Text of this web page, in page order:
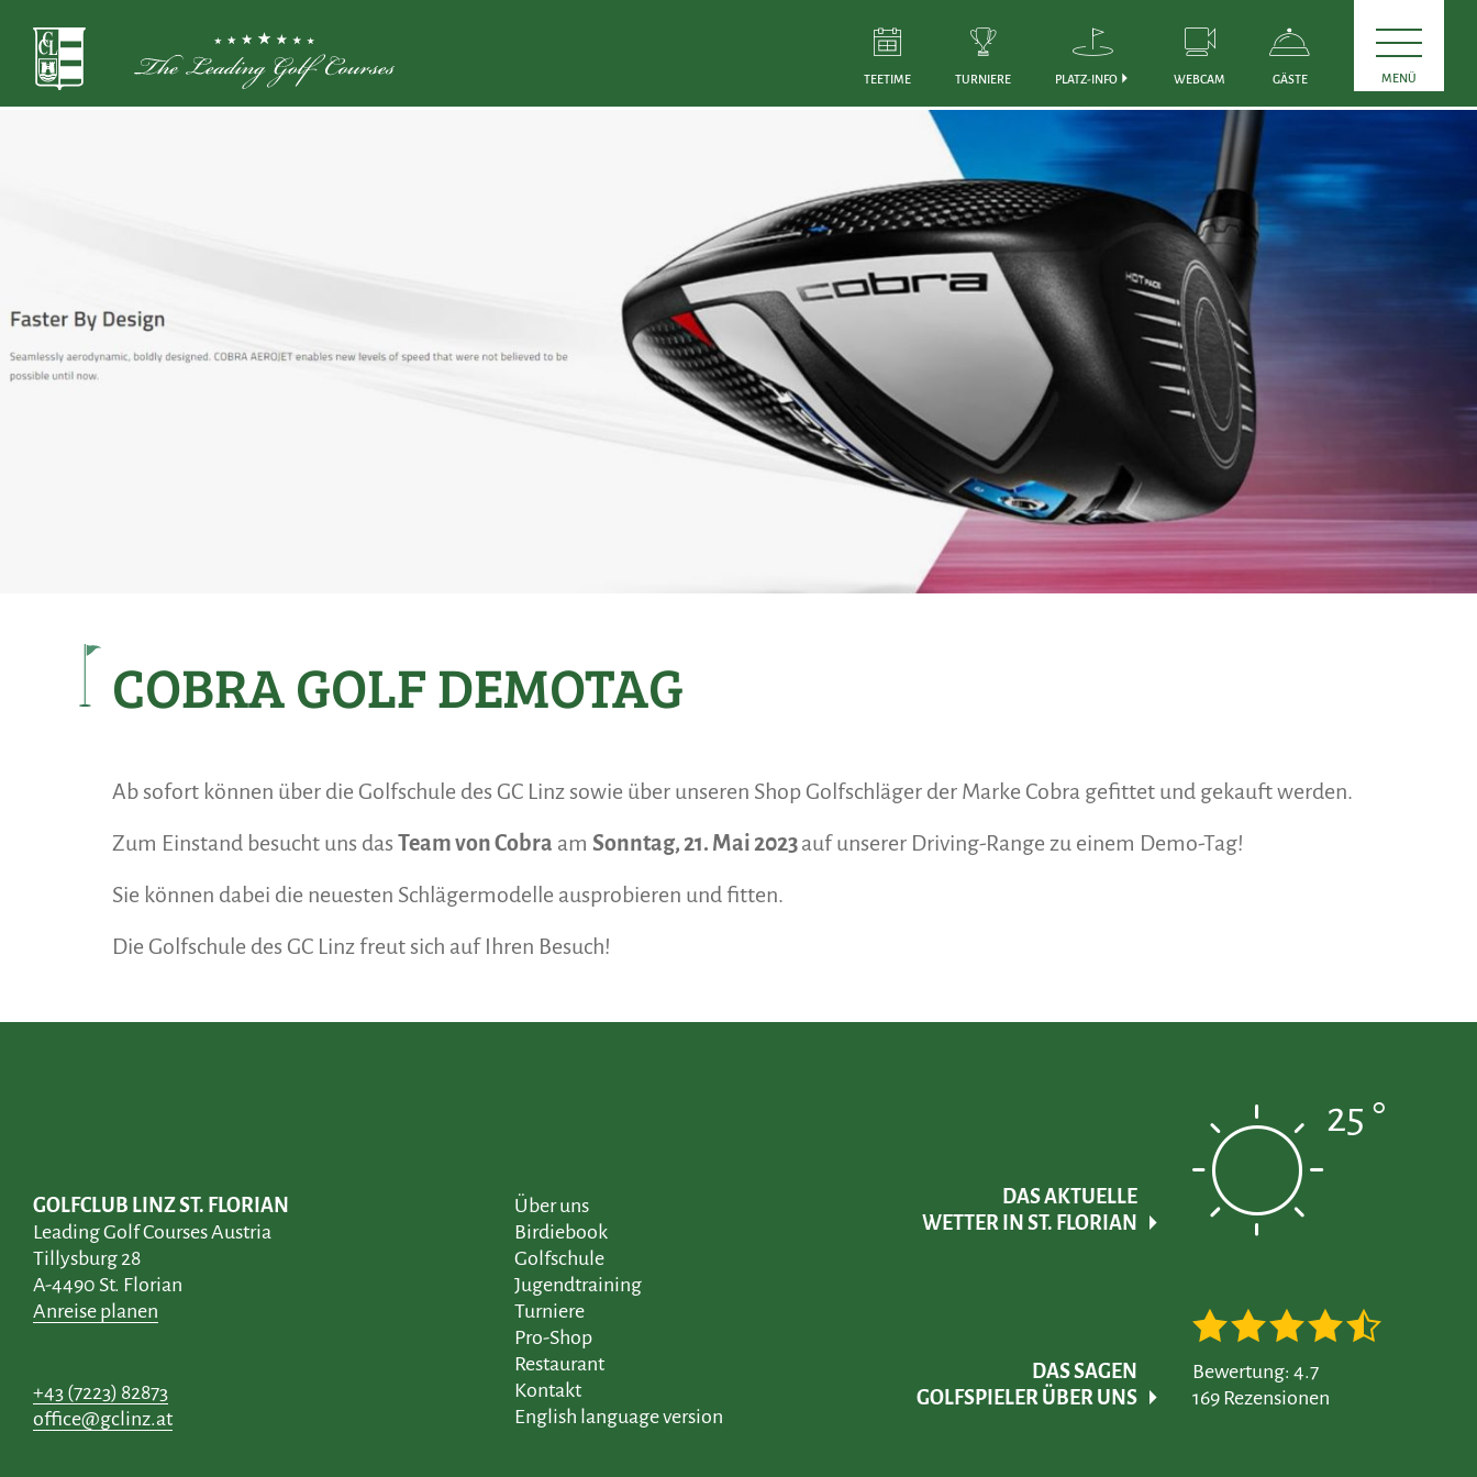
TEETIME TURNIERE PLATZ-INFO WEBCAM GÄSTE MENÜ
COBRA GOLF DEMOTAG
Ab sofort können über die Golfschule des GC Linz sowie über unseren Shop Golfschläger der Marke Cobra gefittet und gekauft werden.
Zum Einstand besucht uns das Team von Cobra am Sonntag, 21. Mai 2023auf unserer Driving-Range zu einem Demo-Tag!
Sie können dabei die neuesten Schlägermodelle ausprobieren und fitten.
Die Golfschule des GC Linz freut sich auf Ihren Besuch!
GOLFCLUB LINZ ST. FLORIAN
Leading Golf Courses Austria
Tillysburg 28
A-4490 St. Florian
Anreise planen
+43 (7223) 82873
office@gclinz.at
Über uns
Birdiebook
Golfschule
Jugendtraining
Turniere
Pro-Shop
Restaurant
Kontakt
English language version
DAS AKTUELLE
WETTER IN ST. FLORIAN
25 °
DAS SAGEN
GOLFSPIELER ÜBER UNS
Bewertung: 4.7
169 Rezensionen